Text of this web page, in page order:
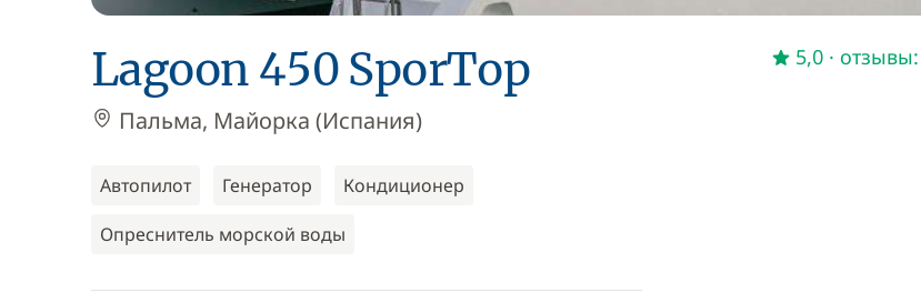
Lagoon 450 SporTop
Пальма, Майорка (Испания)
Автопилот Генератор
Кондиционер
Опреснитель морской воды
5,0 ·